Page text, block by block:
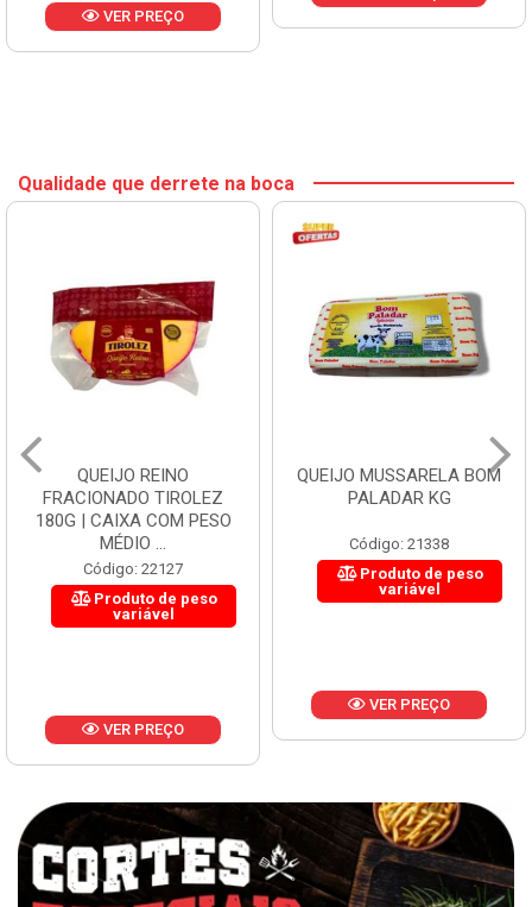
VER PREÇO
Qualidade que derrete na boca
QUEIJO REINO
FRACIONADO TIROLEZ
180G | CAIXA COM PESO
MÉDIO ...
Código: 22127
Produto de peso
variável
VER PREÇO
QUEIJO MUSSARELA BOM
PALADAR KG
Código: 21338
Produto de peso
variável
VER PREÇO